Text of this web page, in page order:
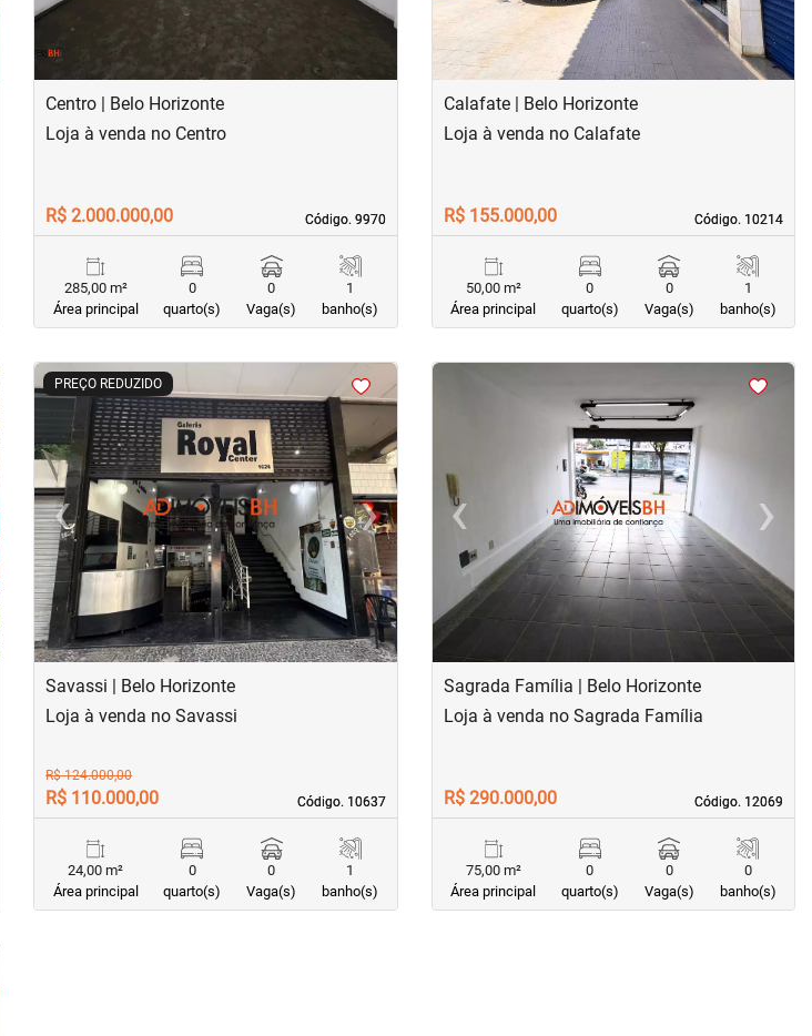
Centro | Belo Horizonte
Código. 9970
Código. 9970
Loja à venda no Centro
R$ 2.000.000,00
285,00 m²
Área principal
0
quarto(s)
0
Vaga(s)
1
banho(s)
Calafate | Belo Horizonte
Código. 10214
Código. 10214
Loja à venda no Calafate
R$ 155.000,00
50,00 m²
Área principal
0
quarto(s)
0
Vaga(s)
1
banho(s)
PREÇO REDUZIDO
<<<<
‹Previous ›Next
Savassi | Belo Horizonte
Código. 10637
Código. 10637
Loja à venda no Savassi
R$ 124.000,00
R$ 110.000,00
24,00 m²
Área principal
0
quarto(s)
0
Vaga(s)
1
banho(s)
<
‹Previous ›Next
Sagrada Família | Belo Horizonte
Código. 12069
Código. 12069
Loja à venda no Sagrada Família
R$ 290.000,00
75,00 m²
Área principal
0
quarto(s)
0
Vaga(s)
0
banho(s)